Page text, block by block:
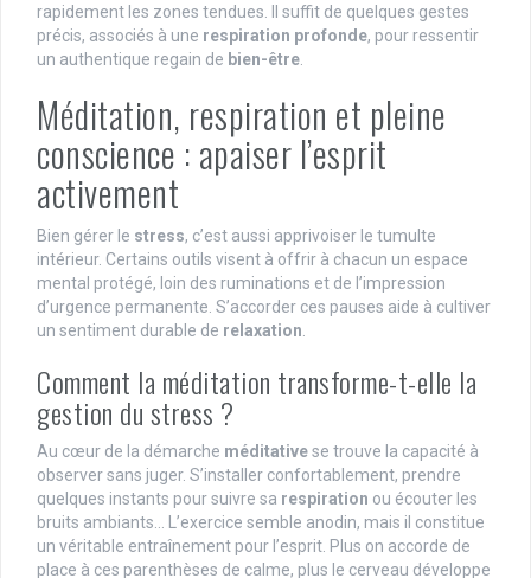
rapidement les zones tendues. Il suffit de quelques gestes
précis, associés à une respiration profonde, pour ressentir
un authentique regain de bien-être
Méditation, respiration et pleine
conscience : apaiser l’esprit
activement
Bien gérer le stress, c’est aussi apprivoiser le tumulte
intérieur. Certains outils visent à offrir à chacun un espace
mental protégé, loin des ruminations et de l’impression
d’urgence permanente. S’accorder ces pauses aide à cultiver
un sentiment durable de relaxation
Comment la méditation transforme-t-elle la
gestion du stress ?
Au cœur de la démarche méditativese trouve la capacité à
observer sans juger. S’installer confortablement, prendre
quelques instants pour suivre sa respiration ou écouter les
bruits ambiants… L’exercice semble anodin, mais il constitue
un véritable entraînement pour l’esprit. Plus on accorde de
place à ces parenthèses de calme, plus le cerveau développe